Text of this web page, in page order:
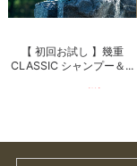
【 初回お試し 】幾重
CLASSIC シャンプー＆...